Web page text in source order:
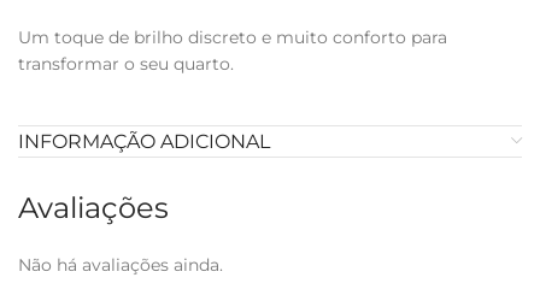
Um toque de brilho discreto e muito conforto para
transformar o seu quarto.
INFORMAÇÃO ADICIONAL
Avaliações
Não há avaliações ainda.